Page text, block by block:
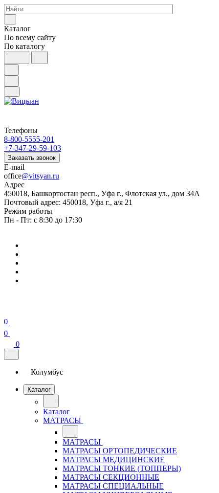
Каталог
По всему сайту
По каталогу
Телефоны
8-800-5555-201
+7-347-29-59-103
Заказать звонок
E-mail
office@vitsyan.ru
Адрес
450018, Башкортостан респ., Уфа г., Флотская ул., дом 34А
Почтовый адрес: 450018, Уфа г., а/я 21
Режим работы
Пн - Пт: с 8:30 до 17:30
0
0
0
Колумбус
Каталог
Каталог
МАТРАСЫ
МАТРАСЫ
МАТРАСЫ ОРТОПЕДИЧЕСКИЕ
МАТРАСЫ МЕДИЦИНСКИЕ
МАТРАСЫ ТОНКИЕ (ТОППЕРЫ)
МАТРАСЫ СЕКЦИОННЫЕ
МАТРАСЫ СПЕЦИАЛЬНЫЕ